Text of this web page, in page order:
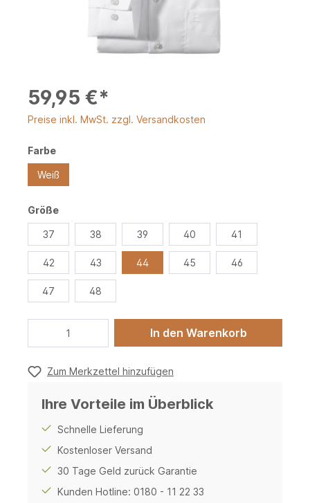
59,95 €*
Preise inkl. MwSt. zzgl. Versandkosten
Farbe
Weiß
Größe
37 38 39 40 41
42 43 44 45 46
47 48
In den Warenkorb
Zum Merkzettel hinzufügen
Ihre Vorteile im Überblick
Schnelle Lieferung
Kostenloser Versand
30 Tage Geld zurück Garantie
Kunden Hotline: 0180 - 11 22 33